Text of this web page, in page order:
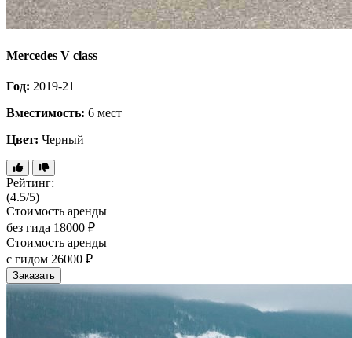
Mercedes V class
Год: 2019-21
Вместимость: 6 мест
Цвет: Черный
Рейтинг:
(4.5/5)
Стоимость аренды
без гида 18000 ₽
Стоимость аренды
с гидом 26000 ₽
Заказать